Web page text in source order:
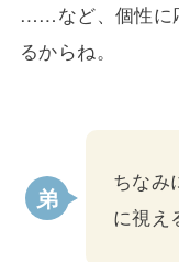
……など、個性に
るからね。
ちなみ
に視え